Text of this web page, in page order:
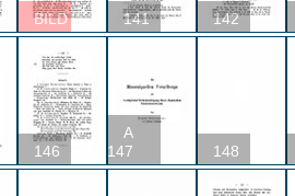
BILD 141 142
146
A
147
148